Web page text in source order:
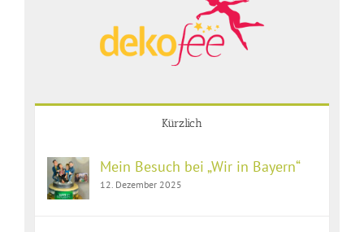
Kürzlich
Mein Besuch bei „Wir in Bayern“
12. Dezember 2025